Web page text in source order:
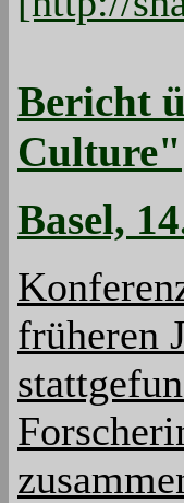
Bericht
Culture"
Basel,
früheren